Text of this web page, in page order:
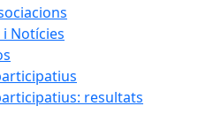
Notícies
resultats